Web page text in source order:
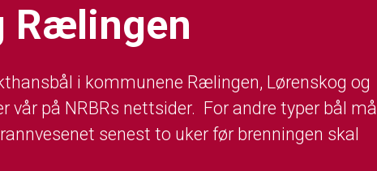
Rælingen
i kommunene Rælingen, Lørenskog og
vår på NRBRs nettsider. For andre typer bål må
senest to uker før brenningen skal